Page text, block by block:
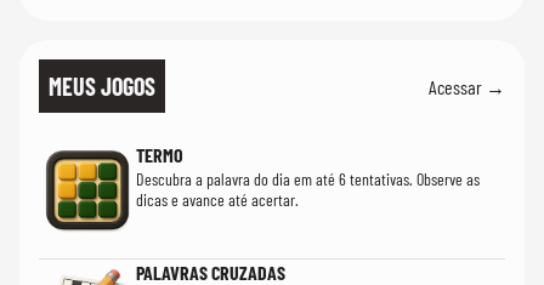
MEUS JOGOS Acessar →
TERMO
Descubra a palavra do dia em até 6 tentativas. Observe as
dicas e avance até acertar.
PALAVRAS CRUZADAS